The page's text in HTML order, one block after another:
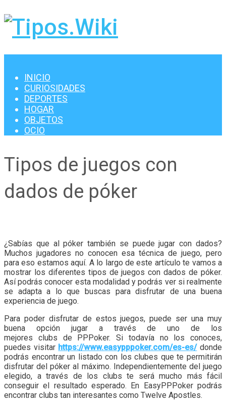
INICIO
CURIOSIDADES
DEPORTES
HOGAR
OBJETOS
OCIO
Tipos de juegos con
dados de póker
¿Sabías que al póker también se puede jugar con dados?
Muchos jugadores no conocen esa técnica de juego, pero
para eso estamos aquí. A lo largo de este artículo te vamos a
mostrar los diferentes tipos de juegos con dados de póker.
Así podrás conocer esta modalidad y podrás ver si realmente
se adapta a lo que buscas para disfrutar de una buena
experiencia de juego.
Para poder disfrutar de estos juegos, puede ser una muy
buena opción jugar a través de uno de los
mejores clubs de PPPoker. Si todavía no los conoces,
puedes visitar https://www.easypppoker.com/es-es/donde
podrás encontrar un listado con los clubes que te permitirán
disfrutar del póker al máximo. Independientemente del juego
elegido, a través de los clubs te será mucho más fácil
conseguir el resultado esperado. En EasyPPPoker podrás
encontrar clubs tan interesantes como Twelve Apostles.